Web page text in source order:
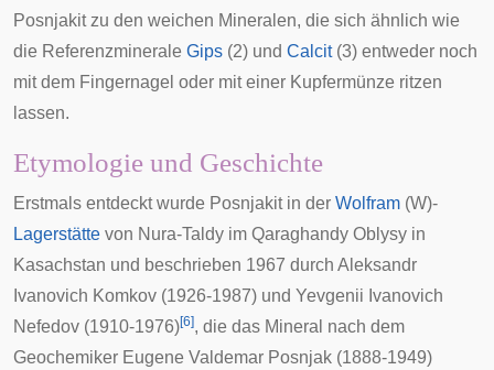
Posnjakit zu den weichen Mineralen, die sich ähnlich wie
die Referenzminerale Gips (2) und Calcit(3) entweder noch
mit dem Fingernagel oder mit einer Kupfermünze ritzen
lassen.
Etymologie und Geschichte
Erstmals entdeckt wurde Posnjakit in der Wolfram (W)-
Lagerstätte von Nura-Taldy im Qaraghandy Oblysy in
Kasachstan und beschrieben 1967 durch Aleksandr
Ivanovich Komkov (1926-1987) und Yevgenii Ivanovich
Nefedov (1910-1976)[6], die das Mineral nach dem
Geochemiker Eugene Valdemar Posnjak (1888-1949)